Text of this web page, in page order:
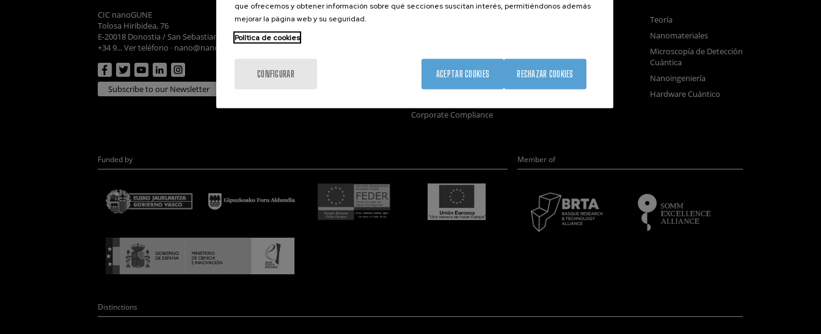
CIC nanoGUNE
Tolosa Hiribidea, 76
E-20018 Donostia / San Sebastian
+34 9... Ver teléfono · nano@nanogune.eu
Subscribe to our Newsletter
nanoGUNE
Corporate Compliance
Teoría
Nanomateriales
Microscopía de Detección
Cuántica
Nanoingeniería
Hardware Cuántico
Funded by Member of
Distinctions
que ofrecemos y obtener información sobre qué secciones suscitan interés, permitiéndonos además
mejorar la página web y su seguridad.
Política de cookies
CONFIGURAR RECHAZAR COOKIES
ACEPTAR COOKIES